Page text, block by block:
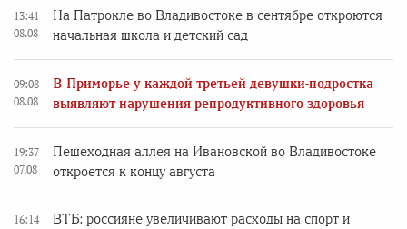
13:41
08.08
На Патрокле во Владивостоке в сентябре откроются
начальная школа и детский сад
09:08
08.08
В Приморье у каждой третьей девушки-подростка
выявляют нарушения репродуктивного здоровья
19:37
07.08
Пешеходная аллея на Ивановской во Владивостоке
откроется к концу августа
16:14
ВТБ: россияне увеличивают расходы на спорт и